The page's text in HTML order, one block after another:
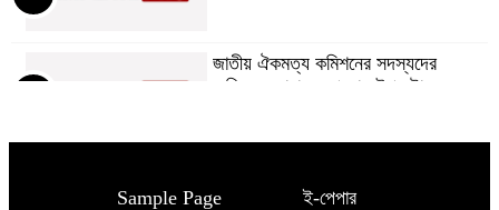
জাতীয় ঐকমত্য কমিশনের সদস্যদের
অভিনন্দন জানালেন প্রধান উপদেষ্টা
সংসদের পরিচিতি সভা ও কমিটি ঘোষণা
Sample Page ই-পেপার